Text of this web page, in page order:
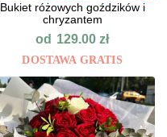
Bukiet różowych goździków i
chryzantem
od 129.00zł
DOSTAWA GRATIS